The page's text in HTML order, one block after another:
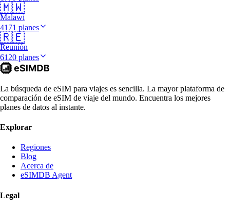
🇲🇼
Malawi
4171 planes
🇷🇪
Reunión
6120 planes
La búsqueda de eSIM para viajes es sencilla. La mayor plataforma de
comparación de eSIM de viaje del mundo. Encuentra los mejores
planes de datos al instante.
Explorar
Regiones
Blog
Acerca de
eSIMDB Agent
Legal